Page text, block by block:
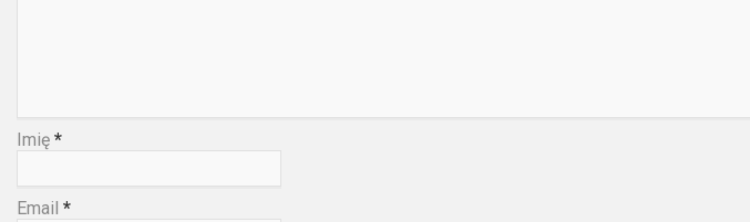
Imię *
Email *